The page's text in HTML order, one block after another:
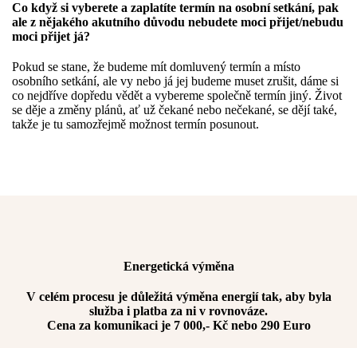
Co když si vyberete a zaplatíte termín na osobní setkání, pak
ale z nějakého akutního důvodu nebudete moci přijet/nebudu
moci přijet já?
Pokud se stane, že budeme mít domluvený termín a místo
osobního setkání, ale vy nebo já jej budeme muset zrušit, dáme si
co nejdříve dopředu vědět a vybereme společně termín jiný. Život
se děje a změny plánů, ať už čekané nebo nečekané, se dějí také,
takže je tu samozřejmě možnost termín posunout.
Energetická výměna
V celém procesu je důležitá výměna energií tak, aby byla
služba i platba za ni v rovnováze.
Cena za komunikaci je 7 000,- Kč nebo 290 Euro